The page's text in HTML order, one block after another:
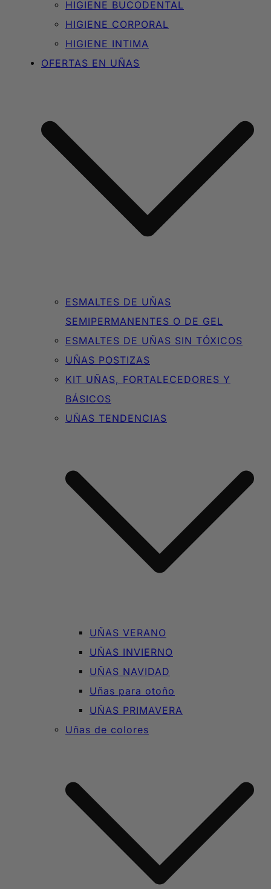
HIGIENE BUCODENTAL
HIGIENE CORPORAL
HIGIENE INTIMA
OFERTAS EN UÑAS
ESMALTES DE UÑAS
SEMIPERMANENTES O DE GEL
ESMALTES DE UÑAS SIN TÓXICOS
UÑAS POSTIZAS
KIT UÑAS, FORTALECEDORES Y
BÁSICOS
UÑAS TENDENCIAS
UÑAS VERANO
UÑAS INVIERNO
UÑAS NAVIDAD
Uñas para otoño
UÑAS PRIMAVERA
Uñas de colores